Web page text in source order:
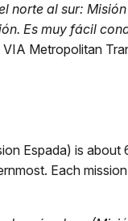
norte al sur:
Es muy fácil
Metropolitan
Espada) is about
Each